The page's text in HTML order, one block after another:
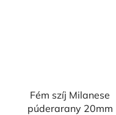
Fém szíj Milanese
púderarany 20mm